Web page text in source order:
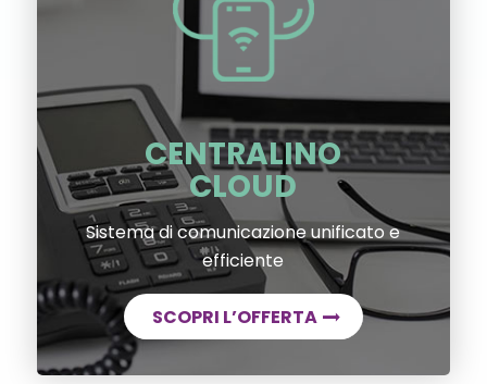
CENTRALINO
CLOUD
Sistema di comunicazione unificato e
efficiente
SCOPRI L’OFFERTA